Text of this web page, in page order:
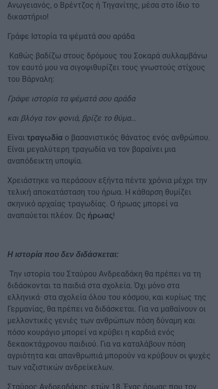
Ανωγειανός, ο Βρέντζος ή Τηγανίτης, μέσα στο ίδιο το
δικαστήριο!
Γράφε Ιστορία τα ψέματά σου αράδα
Καθώς βαδίζω στους δρόμους του Σοκαρά συλλαμβάνω
τον εαυτό μου να σιγοψιθυρίζει τους γνωστούς στίχους
του Βάρναλη:
Γράψε ιστορία τα ψέματά σου αράδα
και βλόγα τον φονιά, βρίζε το θύμα…
Είναι τραγωδία ο βασανιστικός θάνατος ενός ανθρώπου.
Είναι μεγαλύτερη τραγωδία να τον βαραίνει μια
αναπόδεικτη υποψία.
Χρειάστηκε να περάσουν εξήντα πέντε χρόνια μέχρι την
τελική αποκατάσταση του ήρωα. Η κάθαρση θυμίζει
σκηνικό αρχαίας τραγωδίας. Ο ήρωας μπορεί να
αναπαύεται πλέον. Ως ήρωας!
Η ιστορία που δεν διδάσκεται:
Την ιστορία του Σταύρου Ανδρεαδάκη θα πρέπει να τη
διδάσκονται τα παιδιά στα σχολεία. Όχι μόνο στα
ελληνικά· στα σχολεία όλου του κόσμου, και κυρίως της
Γερμανίας, θα πρέπει να διδάσκεται. Για να μαθαίνουν οι
μελλοντικές γενιές των ανθρώπων πόση δύναμη και
πόσο κουράγιο μπορεί να κρύβει η καρδιά ενός
δεκαοκτάχρονου παιδιού. Για να καταλάβουν πόση
αγριότητα και απανθρωπιά μπορούν να κρύβουν οι ψυχές
των ναζιστικών ανδρείκελων.
Σταύρος Ανδρεαδάκης, ετών 18. Ένας ήρωας που τον